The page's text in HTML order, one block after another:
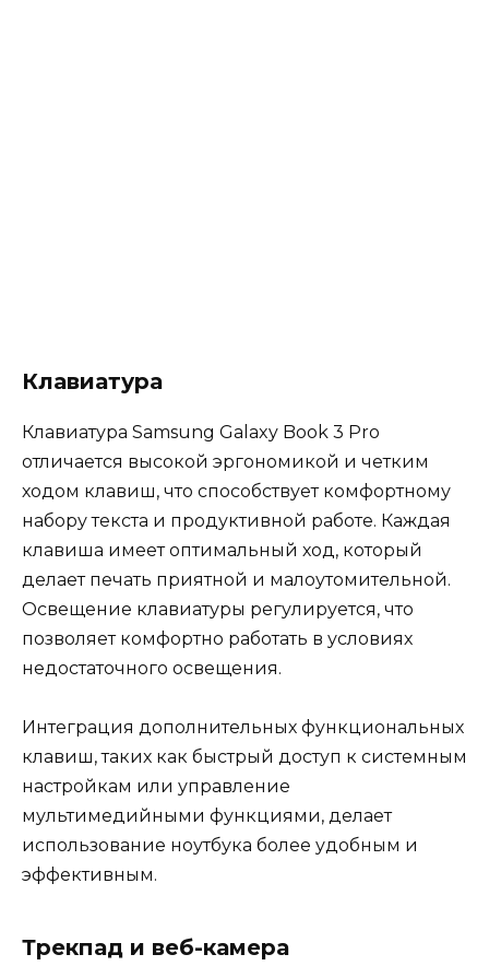
Клавиатура
Клавиатура Samsung Galaxy Book 3 Pro
отличается высокой эргономикой и четким
ходом клавиш, что способствует комфортному
набору текста и продуктивной работе. Каждая
клавиша имеет оптимальный ход, который
делает печать приятной и малоутомительной.
Освещение клавиатуры регулируется, что
позволяет комфортно работать в условиях
недостаточного освещения.
Интеграция дополнительных функциональных
клавиш, таких как быстрый доступ к системным
настройкам или управление
мультимедийными функциями, делает
использование ноутбука более удобным и
эффективным.
Трекпад и веб-камера